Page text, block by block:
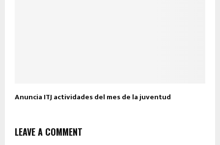
Anuncia ITJ actividades del mes de la juventud
LEAVE A COMMENT